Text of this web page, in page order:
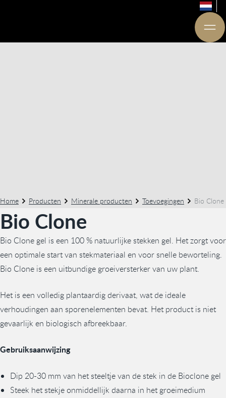
Home Producten Minerale producten Toevoegingen Bio Clone
Bio Clone
Bio Clone gel is een 100 % natuurlijke stekken gel. Het zorgt voor
een optimale start van stekmateriaal en voor snelle beworteling.
Bio Clone is een uitbundige groeiversterker van uw plant.
Het is een volledig plantaardig derivaat, wat de ideale
verhoudingen aan sporenelementen bevat. Het product is niet
gevaarlijk en biologisch afbreekbaar.
Gebruiksaanwijzing
Dip 20-30 mm van het steeltje van de stek in de Bioclone gel
Steek het stekje onmiddellijk daarna in het groeimedium